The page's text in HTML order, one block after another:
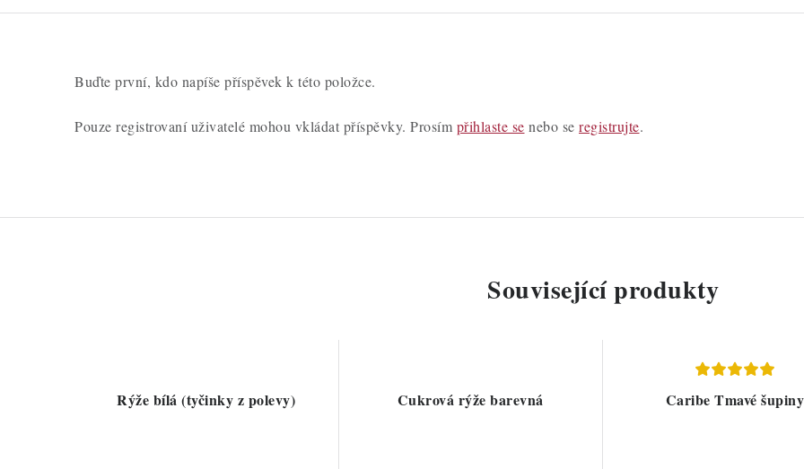
c
n
Buďte první, kdo napíše příspěvek k této položce.
Pouze registrovaní uživatelé mohou vkládat příspěvky. Prosím přihlaste se nebo se registrujte.
Související produkty
Rýže bílá (tyčinky z polevy) Cukrová rýže barevná Caribe Tmavé šupiny